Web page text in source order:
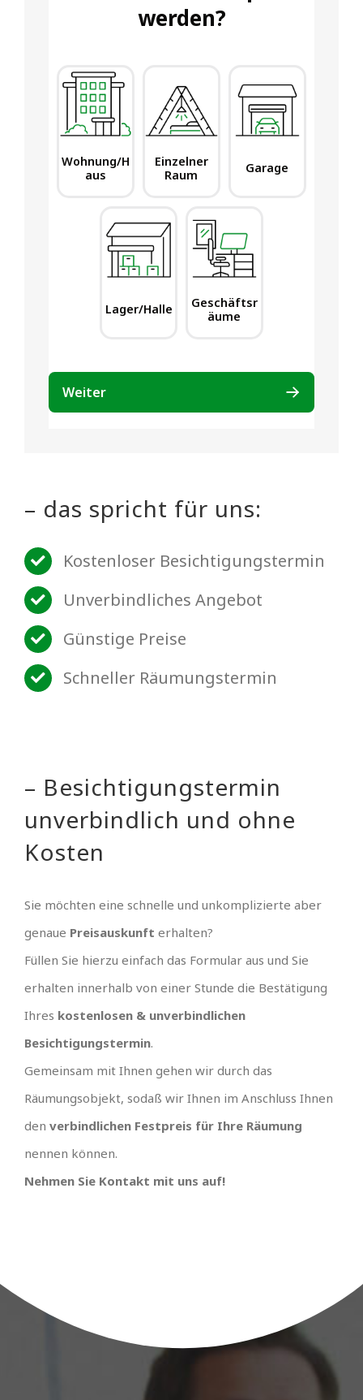
– das spricht für uns:
Kostenloser Besichtigungstermin
Unverbindliches Angebot
Günstige Preise
Schneller Räumungstermin
– Besichtigungstermin
unverbindlich und ohne
Kosten
Sie möchten eine schnelle und unkomplizierte aber
genaue Preisauskunft erhalten?
Füllen Sie hierzu einfach das Formular aus und Sie
erhalten innerhalb von einer Stunde die Bestätigung
Ihres kostenlosen & unverbindlichen
Besichtigungstermin.
Gemeinsam mit Ihnen gehen wir durch das
Räumungsobjekt, sodaß wir Ihnen im Anschluss Ihnen
den verbindlichen Festpreis für Ihre Räumung
nennen können.
Nehmen Sie Kontakt mit uns auf!